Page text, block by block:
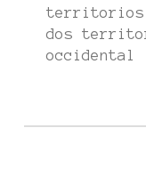
territorios
dos
occidental